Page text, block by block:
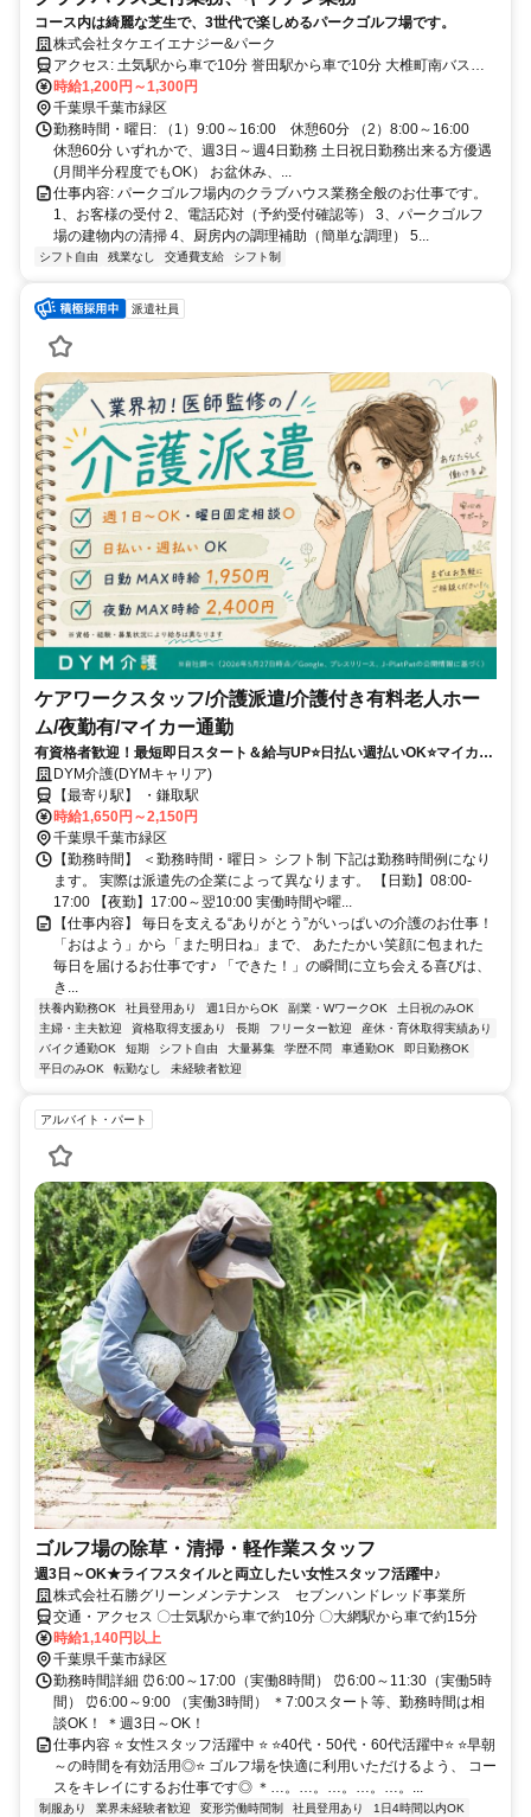
コース内は綺麗な芝生で、3世代で楽しめるパークゴルフ場です。
株式会社タケエイエナジー&パーク
アクセス: 土気駅から車で10分 誉田駅から車で10分 大椎町南バス停
から徒歩15分
時給1,200円～1,300円
千葉県千葉市緑区
勤務時間・曜日: （1）9:00～16:00 休憩60分 （2）8:00～16:00
休憩60分 いずれかで、週3日～週4日勤務 土日祝日勤務出来る方優遇
(月間半分程度でもOK） お盆休み、...
仕事内容: パークゴルフ場内のクラブハウス業務全般のお仕事です。
1、お客様の受付 2、電話応対（予約受付確認等） 3、パークゴルフ
場の建物内の清掃 4、厨房内の調理補助（簡単な調理） 5...
シフト自由 残業なし 交通費支給 シフト制
派遣社員
ケアワークスタッフ/介護派遣/介護付き有料老人ホー
ム/夜勤有/マイカー通勤
有資格者歓迎！最短即日スタート＆給与UP⭐️日払い週払いOK⭐️マイカー
通勤可＆希望シフト柔軟対応✨
DYM介護(DYMキャリア)
【最寄り駅】 ・鎌取駅
時給1,650円～2,150円
千葉県千葉市緑区
【勤務時間】 ＜勤務時間・曜日＞ シフト制 下記は勤務時間例になり
ます。 実際は派遣先の企業によって異なります。 【日勤】08:00-
17:00 【夜勤】17:00～翌10:00 実働時間や曜...
【仕事内容】 毎日を支える“ありがとう”がいっぱいの介護のお仕事！
「おはよう」から「また明日ね」まで、 あたたかい笑顔に包まれた
毎日を届けるお仕事です♪ 「できた！」の瞬間に立ち会える喜びは、
き...
扶養内勤務OK 社員登用あり 週1日からOK 副業・WワークOK
土日祝のみOK
主婦・主夫歓迎
資格取得支援あり 長期 フリーター歓迎
産休・育休取得実績あり
バイク通勤OK
短期 シフト自由 大量募集 学歴不問 車通勤OK
即日勤務OK
平日のみOK
転勤なし 未経験者歓迎
アルバイト・パート
ゴルフ場の除草・清掃・軽作業スタッフ
週3日～OK★ライフスタイルと両立したい女性スタッフ活躍中♪
株式会社石勝グリーンメンテナンス セブンハンドレッド事業所
交通・アクセス 〇士気駅から車で約10分 〇大網駅から車で約15分
時給1,140円以上
千葉県千葉市緑区
勤務時間詳細 ⏰6:00～17:00（実働8時間） ⏰6:00～11:30（実働5時
間） ⏰6:00～9:00 （実働3時間） ＊7:00スタート等、勤務時間は相
談OK！ ＊週3日～OK！
仕事内容 ⭐ 女性スタッフ活躍中 ⭐ ⭐40代・50代・60代活躍中⭐ ⭐早朝
～の時間を有効活用◎⭐ ゴルフ場を快適に利用いただけるよう、 コー
スをキレイにするお仕事です◎ ＊…。…。…。…。…。...
制服あり 業界未経験者歓迎 変形労働時間制 社員登用あり
1日4時間以内OK